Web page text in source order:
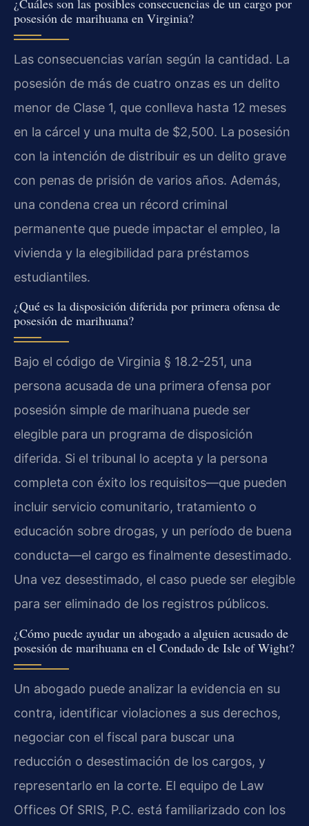
¿Cuáles son las posibles consecuencias de un cargo por
posesión de marihuana en Virginia?
Las consecuencias varían según la cantidad. La
posesión de más de cuatro onzas es un delito
menor de Clase 1, que conlleva hasta 12 meses
en la cárcel y una multa de $2,500. La posesión
con la intención de distribuir es un delito grave
con penas de prisión de varios años. Además,
una condena crea un récord criminal
permanente que puede impactar el empleo, la
vivienda y la elegibilidad para préstamos
estudiantiles.
¿Qué es la disposición diferida por primera ofensa de
posesión de marihuana?
Bajo el código de Virginia § 18.2-251, una
persona acusada de una primera ofensa por
posesión simple de marihuana puede ser
elegible para un programa de disposición
diferida. Si el tribunal lo acepta y la persona
completa con éxito los requisitos—que pueden
incluir servicio comunitario, tratamiento o
educación sobre drogas, y un período de buena
conducta—el cargo es finalmente desestimado.
Una vez desestimado, el caso puede ser elegible
para ser eliminado de los registros públicos.
¿Cómo puede ayudar un abogado a alguien acusado de
posesión de marihuana en el Condado de Isle of Wight?
Un abogado puede analizar la evidencia en su
contra, identificar violaciones a sus derechos,
negociar con el fiscal para buscar una
reducción o desestimación de los cargos, y
representarlo en la corte. El equipo de Law
Offices Of SRIS, P.C. está familiarizado con los